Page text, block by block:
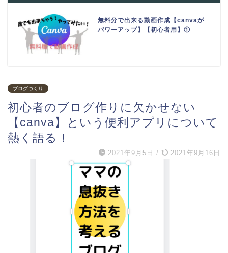
無料分で出来る動画作成【canvaが
パワーアップ】【初心者用】①
ブログづくり
初心者のブログ作りに欠かせない
【canva】という便利アプリについて
熱く語る！
2021年9月5日 / 2021年9月16日